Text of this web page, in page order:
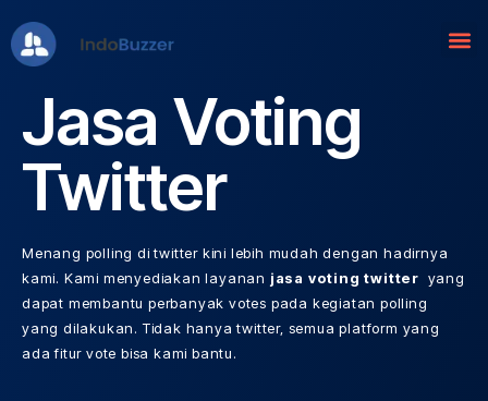
Lompat
konten
Jasa Voting
Twitter
Menang polling di twitter kini lebih mudah dengan hadirnya
kami. Kami menyediakan layanan jasa voting twitter yang
dapat membantu perbanyak votes pada kegiatan polling
yang dilakukan. Tidak hanya twitter, semua platform yang
ada fitur vote bisa kami bantu.